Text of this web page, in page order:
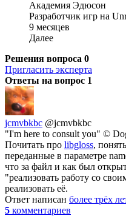
Академия Эдюсон
Разработчик игр на
9 месяцев
Далее
Решения вопроса 0
Пригласить эксперта
Ответы на вопрос 1
jcmvbkbc @jcmvbkbc
"I'm here to consult you" ©
Почитать про libgloss,
переданные в параметре
что за файл и как был
"реализовать работу со
реализовать её.
Ответ написан более трёх
5 комментариев